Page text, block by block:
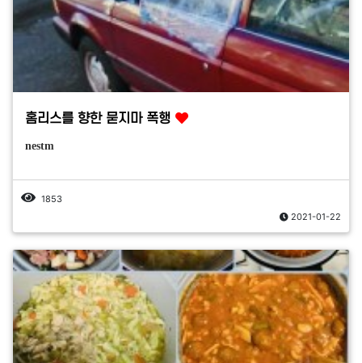
홈리스를 향한 묻지마 폭행
nestm
1853
2021-01-22